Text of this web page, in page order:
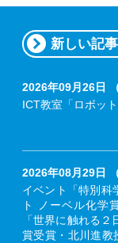
新しい記事
2026年09月26日 （
ICT教室「ロボット
2026年08月29日 （
イベント「特別科
ト ノーベル化学
「世界に触れる
賞受賞・北川進教